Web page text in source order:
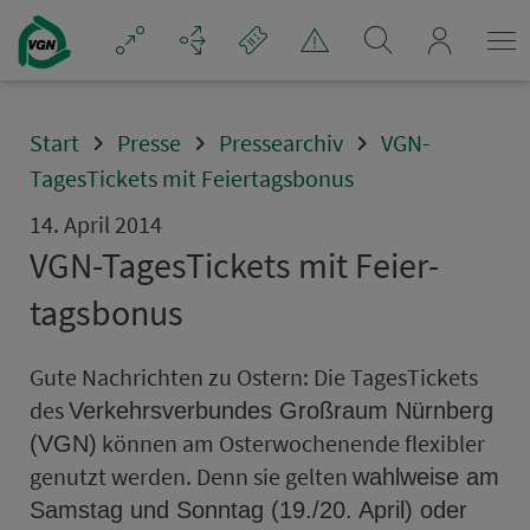
Navigation überspringen
Start Presse Pressearchiv
VGN-
TagesTickets mit Feiertagsbonus
14. April 2014
VGN-TagesTickets mit Fei­er­
tagsbonus
Gute Nachrichten zu Ostern: Die TagesTickets
desVer­kehrs­ver­bundes Groß­raum Nürn­berg
(VGN) können am Os­ter­wo­chen­en­de flexibler
genutzt werden. Denn sie gelten wahlweise am
Sams­tag und Sonn­tag (19./20. April) oder